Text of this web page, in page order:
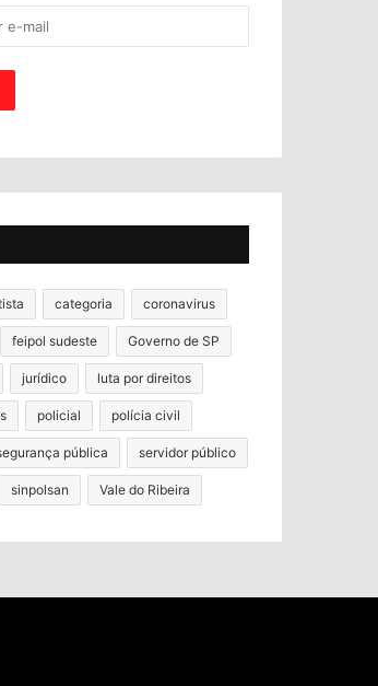
categoria coronavirus
feipol sudeste Governo de SP
jurídico luta por direitos
policial polícia civil
pública servidor público
sinpolsan Vale do Ribeira